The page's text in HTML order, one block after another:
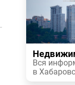
Вся
в